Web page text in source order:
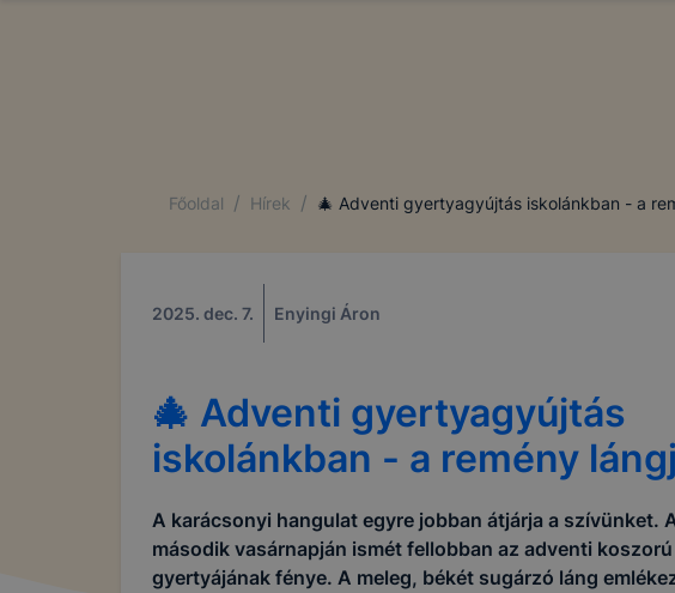
Főoldal / Hírek / 🎄 Adventi gyertyagyújtás iskolánkban - a
2025. dec. 7. Enyingi Áron
🎄 Adventi gyertyagyújtás
iskolánkban - a remény
A karácsonyi hangulat egyre jobban átjárja a szívünket.
második vasárnapján ismét fellobban az adventi koszorú
gyertyájának fénye. A meleg, békét sugárzó láng